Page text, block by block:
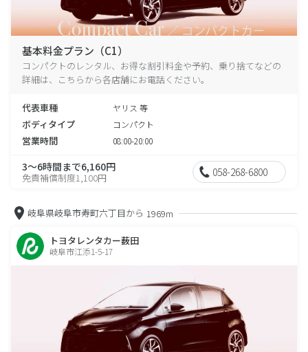
基本料金プラン（C1）
コンパクトのレンタル、お得な割引料金や予約、乗り捨てなどの
詳細は、こちらから各店舗にお電話ください。
代表車種 ヤリス 等
ボディタイプ コンパクト
営業時間 08:00-20:00
3～6時間まで6,160円
免責補償制度1,100円 058-268-6800
岐阜県岐阜市寿町六丁目から 1969m
トヨタレンタカー薮田
岐阜市江添1-5-17